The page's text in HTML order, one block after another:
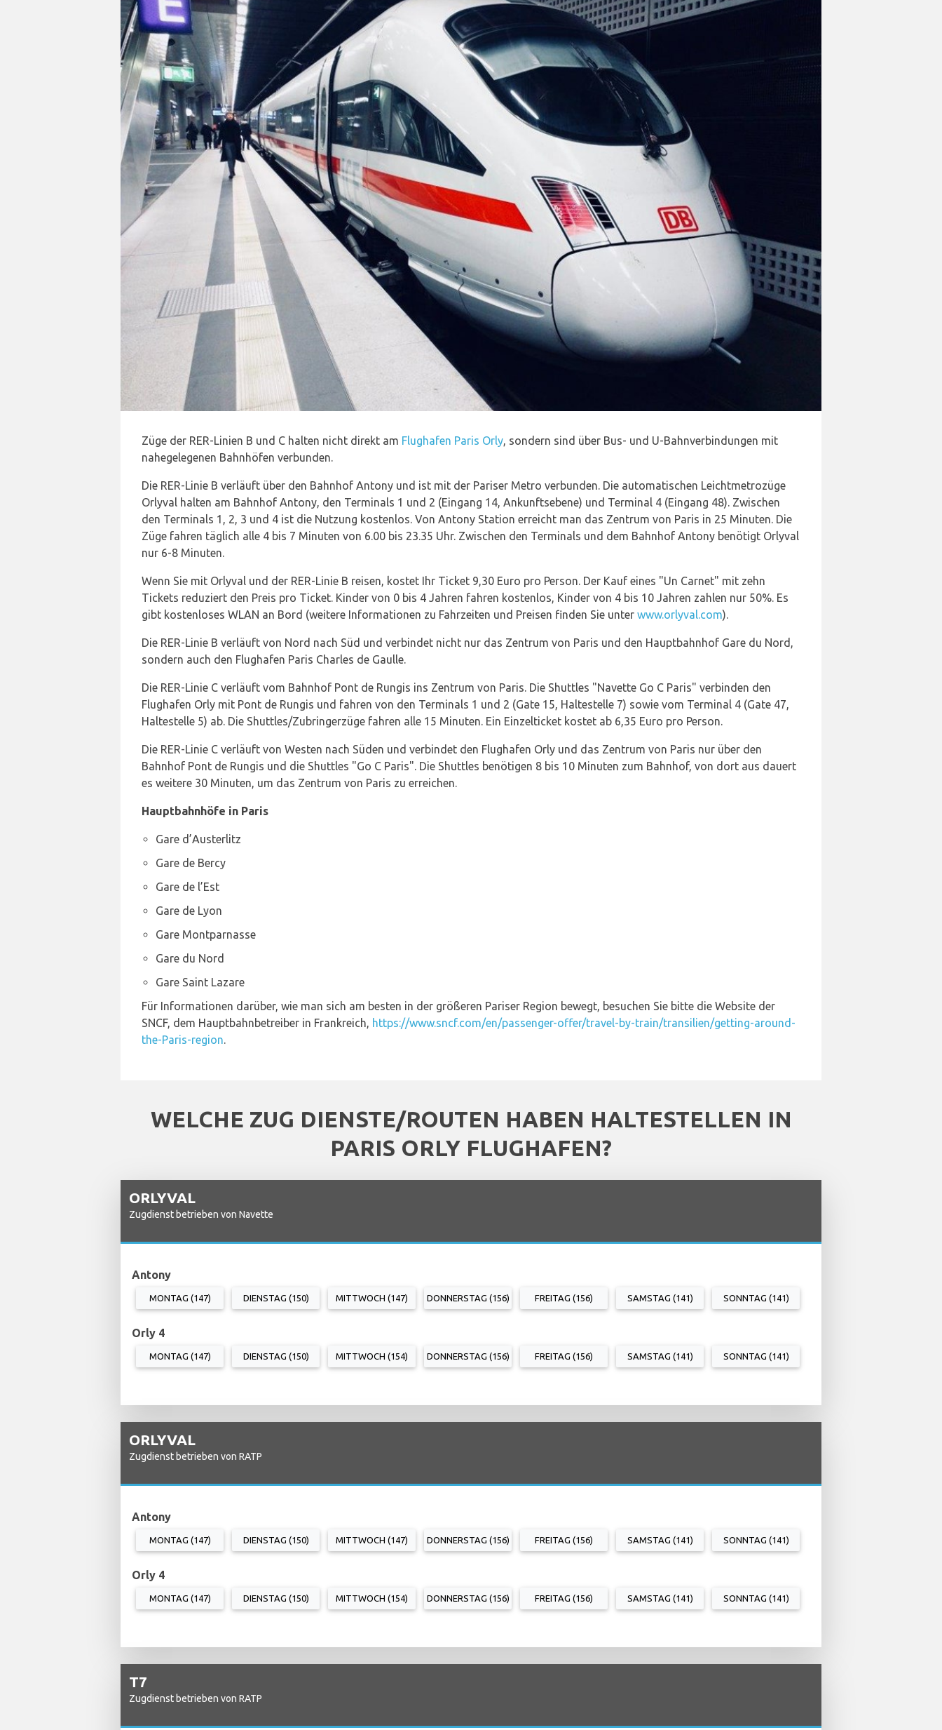
Züge der RER-Linien B und C halten nicht direkt am Flughafen Paris Orly, sondern sind über Bus- und U-Bahnverbindungen mit
nahegelegenen Bahnhöfen verbunden.
Die RER-Linie B verläuft über den Bahnhof Antony und ist mit der Pariser Metro verbunden. Die automatischen Leichtmetrozüge
Orlyval halten am Bahnhof Antony, den Terminals 1 und 2 (Eingang 14, Ankunftsebene) und Terminal 4 (Eingang 48). Zwischen
den Terminals 1, 2, 3 und 4 ist die Nutzung kostenlos. Von Antony Station erreicht man das Zentrum von Paris in 25 Minuten. Die
Züge fahren täglich alle 4 bis 7 Minuten von 6.00 bis 23.35 Uhr. Zwischen den Terminals und dem Bahnhof Antony benötigt Orlyval
nur 6-8 Minuten.
Wenn Sie mit Orlyval und der RER-Linie B reisen, kostet Ihr Ticket 9,30 Euro pro Person. Der Kauf eines "Un Carnet" mit zehn
Tickets reduziert den Preis pro Ticket. Kinder von 0 bis 4 Jahren fahren kostenlos, Kinder von 4 bis 10 Jahren zahlen nur 50%. Es
gibt kostenloses WLAN an Bord (weitere Informationen zu Fahrzeiten und Preisen finden Sie unter www.orlyval.com).
Die RER-Linie B verläuft von Nord nach Süd und verbindet nicht nur das Zentrum von Paris und den Hauptbahnhof Gare du Nord,
sondern auch den Flughafen Paris Charles de Gaulle.
Die RER-Linie C verläuft vom Bahnhof Pont de Rungis ins Zentrum von Paris. Die Shuttles "Navette Go C Paris" verbinden den
Flughafen Orly mit Pont de Rungis und fahren von den Terminals 1 und 2 (Gate 15, Haltestelle 7) sowie vom Terminal 4 (Gate 47,
Haltestelle 5) ab. Die Shuttles/Zubringerzüge fahren alle 15 Minuten. Ein Einzelticket kostet ab 6,35 Euro pro Person.
Die RER-Linie C verläuft von Westen nach Süden und verbindet den Flughafen Orly und das Zentrum von Paris nur über den
Bahnhof Pont de Rungis und die Shuttles "Go C Paris". Die Shuttles benötigen 8 bis 10 Minuten zum Bahnhof, von dort aus dauert
es weitere 30 Minuten, um das Zentrum von Paris zu erreichen.
Hauptbahnhöfe in Paris
Gare d’Austerlitz
Gare de Bercy
Gare de l’Est
Gare de Lyon
Gare Montparnasse
Gare du Nord
Gare Saint Lazare
Für Informationen darüber, wie man sich am besten in der größeren Pariser Region bewegt, besuchen Sie bitte die Website der
SNCF, dem Hauptbahnbetreiber in Frankreich, https://www.sncf.com/en/passenger-offer/travel-by-train/transilien/getting-around-
the-Paris-region.
WELCHE ZUG DIENSTE/ROUTEN HABEN HALTESTELLEN IN
PARIS ORLY FLUGHAFEN?
ORLYVAL
Zugdienst betrieben von Navette
Antony
MONTAG (147) DIENSTAG (150) MITTWOCH (147) DONNERSTAG (156) FREITAG (156) SAMSTAG (141) SONNTAG (141)
Orly 4
MONTAG (147) DIENSTAG (150) MITTWOCH (154) DONNERSTAG (156) FREITAG (156) SAMSTAG (141) SONNTAG (141)
ORLYVAL
Zugdienst betrieben von RATP
Antony
MONTAG (147) DIENSTAG (150) MITTWOCH (147) DONNERSTAG (156) FREITAG (156) SAMSTAG (141) SONNTAG (141)
Orly 4
MONTAG (147) DIENSTAG (150) MITTWOCH (154) DONNERSTAG (156) FREITAG (156) SAMSTAG (141) SONNTAG (141)
T7
Zugdienst betrieben von RATP